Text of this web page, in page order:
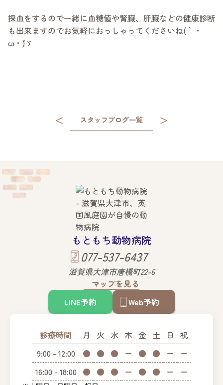
採血をするので一緒に血糖値や腎臓、肝臓などの健康診断
も出来ますのでお気軽におっしゃってくださいね(｀・
ω・´)ゞ
＜ スタッフブログ一覧 ＞
もともち動物病院
077-537-6437
滋賀県大津市唐橋町22-6
マップを見る
LINE予約
Web予約
診療時間 月 火 水 木 金 土 日
祝
9:00 - 12:00
● ● ● ー ● ● ー
ー
16:00 - 18:00 ● ● ● ー ● ● ー ー